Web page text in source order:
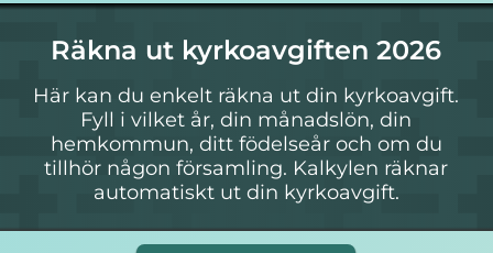
Räkna ut kyrkoavgiften 2026
Här kan du enkelt räkna ut din kyrkoavgift.
Fyll i vilket år, din månadslön, din
hemkommun, ditt födelseår och om du
tillhör någon församling. Kalkylen räknar
automatiskt ut din kyrkoavgift.